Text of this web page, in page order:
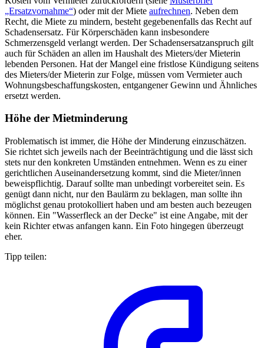
„Ersatzvornahme“) oder mit der Miete aufrechnen. Neben dem
Recht, die Miete zu mindern, besteht gegebenenfalls das Recht auf
Schadensersatz. Für Körperschäden kann insbesondere
Schmerzensgeld verlangt werden. Der Schadensersatzanspruch gilt
auch für Schäden an allen im Haushalt des Mieters/der Mieterin
lebenden Personen. Hat der Mangel eine fristlose Kündigung seitens
des Mieters/der Mieterin zur Folge, müssen vom Vermieter auch
Wohnungsbeschaffungskosten, entgangener Gewinn und Ähnliches
ersetzt werden.
Höhe der Mietminderung
Problematisch ist immer, die Höhe der Minderung einzuschätzen.
Sie richtet sich jeweils nach der Beeinträchtigung und die lässt sich
stets nur den konkreten Umständen entnehmen. Wenn es zu einer
gerichtlichen Auseinandersetzung kommt, sind die Mieter/innen
beweispflichtig. Darauf sollte man unbedingt vorbereitet sein. Es
genügt dann nicht, nur den Baulärm zu beklagen, man sollte ihn
möglichst genau protokolliert haben und am besten auch bezeugen
können. Ein "Wasserfleck an der Decke" ist eine Angabe, mit der
kein Richter etwas anfangen kann. Ein Foto hingegen überzeugt
eher.
Tipp teilen: